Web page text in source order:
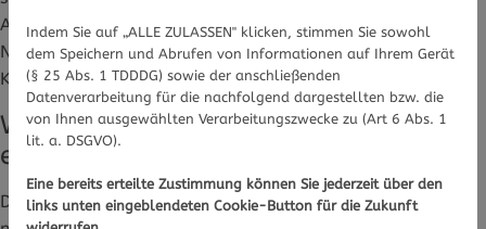
Ausweichen auf Generika statt Markenpräparaten und die
Nutzung von Apotheken-Rabatt-Verträgen mit
Krankenkassen.
Wichtig: Setzen Sie Statine niemals
eigenmächtig ab.
Die Gründe, warum jemand ein Medikament nicht mehr
Indem Sie auf „ALLE ZULASSEN" klicken, stimmen Sie sowohl
dem Speichern und Abrufen von Informationen auf Ihrem Gerät
(§ 25 Abs. 1 TDDDG) sowie der anschließenden
Datenverarbeitung für die nachfolgend dargestellten bzw. die
von Ihnen ausgewählten Verarbeitungszwecke zu (Art 6 Abs. 1
lit. a. DSGVO).
Eine bereits erteilte Zustimmung können Sie jederzeit über den
links unten eingeblendeten Cookie-Button für die Zukunft